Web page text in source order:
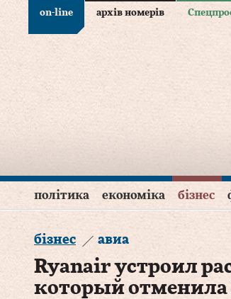
on-line архів номерів
політика економіка бізнес
бізнес авиа
Ryanair устроил
который